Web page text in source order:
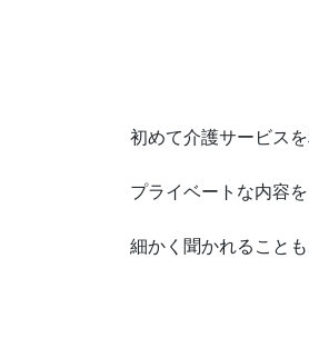
初めて介護サービス
プライベートな内容を
細かく聞かれること